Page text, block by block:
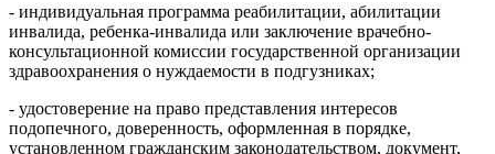
- индивидуальная программа реабилитации, абилитации
инвалида, ребенка-инвалида или заключение врачебно-
консультационной комиссии государственной организации
здравоохранения о нуждаемости в подгузниках;
- удостоверение на право представления интересов
подопечного, доверенность, оформленная в порядке,
установленном гражданским законодательством, документ,